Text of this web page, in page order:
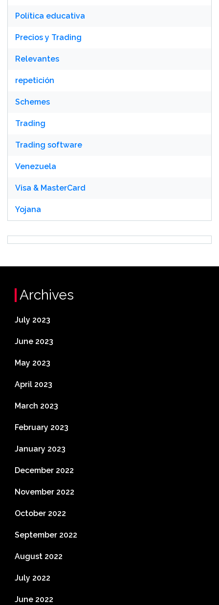
Política educativa
Precios y Trading
Relevantes
repetición
Schemes
Trading
Trading software
Venezuela
Visa & MasterCard
Yojana
Archives
July 2023
June 2023
May 2023
April 2023
March 2023
February 2023
January 2023
December 2022
November 2022
October 2022
September 2022
August 2022
July 2022
June 2022